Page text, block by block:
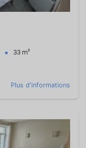
33 m²
Plus d'informations